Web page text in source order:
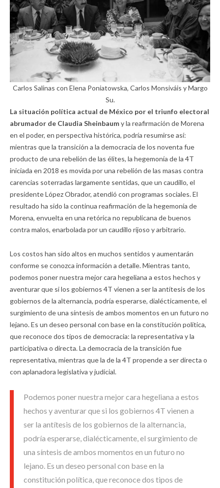
Carlos Salinas con Elena Poniatowska, Carlos Monsiváis y Margo
Su.
La situación política actual de México por el triunfo electoral
abrumador de Claudia Sheinbaumy la reafirmación de Morena
en el poder, en perspectiva histórica, podría resumirse así:
mientras que la transición a la democracia de los noventa fue
producto de una rebelión de las élites, la hegemonía de la 4T
iniciada en 2018 es movida por una rebelión de las masas contra
carencias soterradas largamente sentidas, que un caudillo, el
presidente López Obrador, atendió con programas sociales. El
resultado ha sido la continua reafirmación de la hegemonía de
Morena, envuelta en una retórica no republicana de buenos
contra malos, enarbolada por un caudillo rijoso y arbitrario.
Los costos han sido altos en muchos sentidos y aumentarán
conforme se conozca información a detalle. Mientras tanto,
podemos poner nuestra mejor cara hegeliana a estos hechos y
aventurar que si los gobiernos 4T vienen a ser la antítesis de los
gobiernos de la alternancia, podría esperarse, dialécticamente, el
surgimiento de una síntesis de ambos momentos en un futuro no
lejano. Es un deseo personal con base en la constitución política,
que reconoce dos tipos de democracia: la representativa y la
participativa o directa. La democracia de la transición fue
representativa, mientras que la de la 4T propende a ser directa o
con aplanadora legislativa y judicial.
Podemos poner nuestra mejor cara hegeliana a estos
hechos y aventurar que si los gobiernos 4T vienen a
ser la antítesis de los gobiernos de la alternancia,
podría esperarse, dialécticamente, el surgimiento de
una síntesis de ambos momentos en un futuro no
lejano. Es un deseo personal con base en la
constitución política, que reconoce dos tipos de